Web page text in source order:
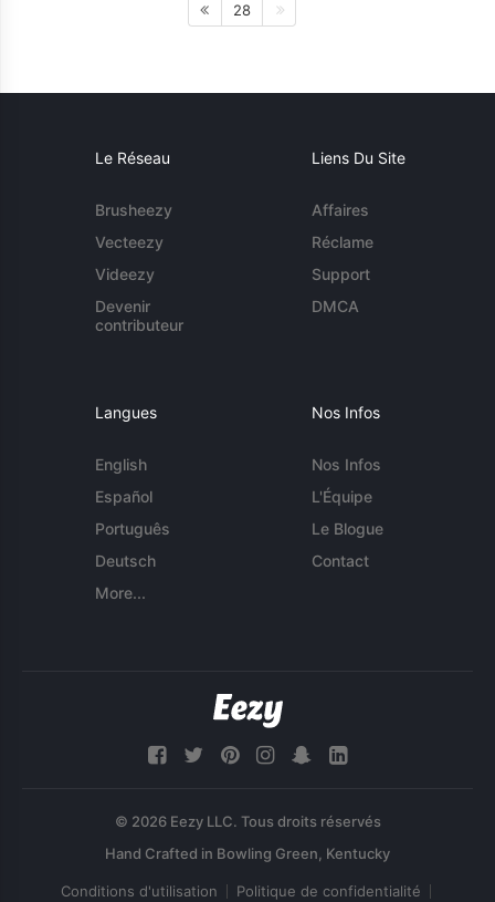
28
Le Réseau
Brusheezy
Vecteezy
Videezy
Devenir
contributeur
Liens Du Site
Affaires
Réclame
Support
DMCA
Langues
English
Español
Português
Deutsch
More...
Nos Infos
Nos Infos
L'Équipe
Le Blogue
Contact
© 2026 Eezy LLC. Tous droits réservés
Conditions d'utilisation Politique de confidentialité